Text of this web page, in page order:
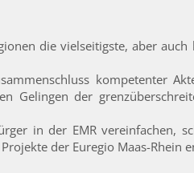
die vielseitigste, aber auch
kompetenter
der
in der EMR vereinfachen,
der Euregio Maas-Rhein